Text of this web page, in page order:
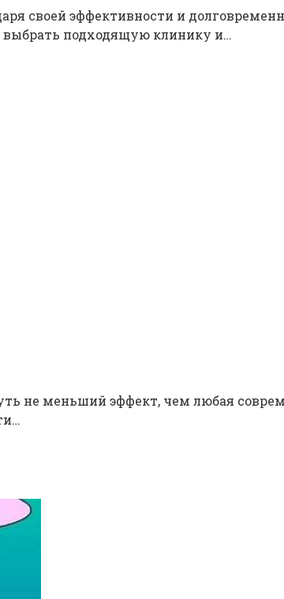
своей эффективности и
выбрать подходящую клинику и…
не меньший эффект, чем любая